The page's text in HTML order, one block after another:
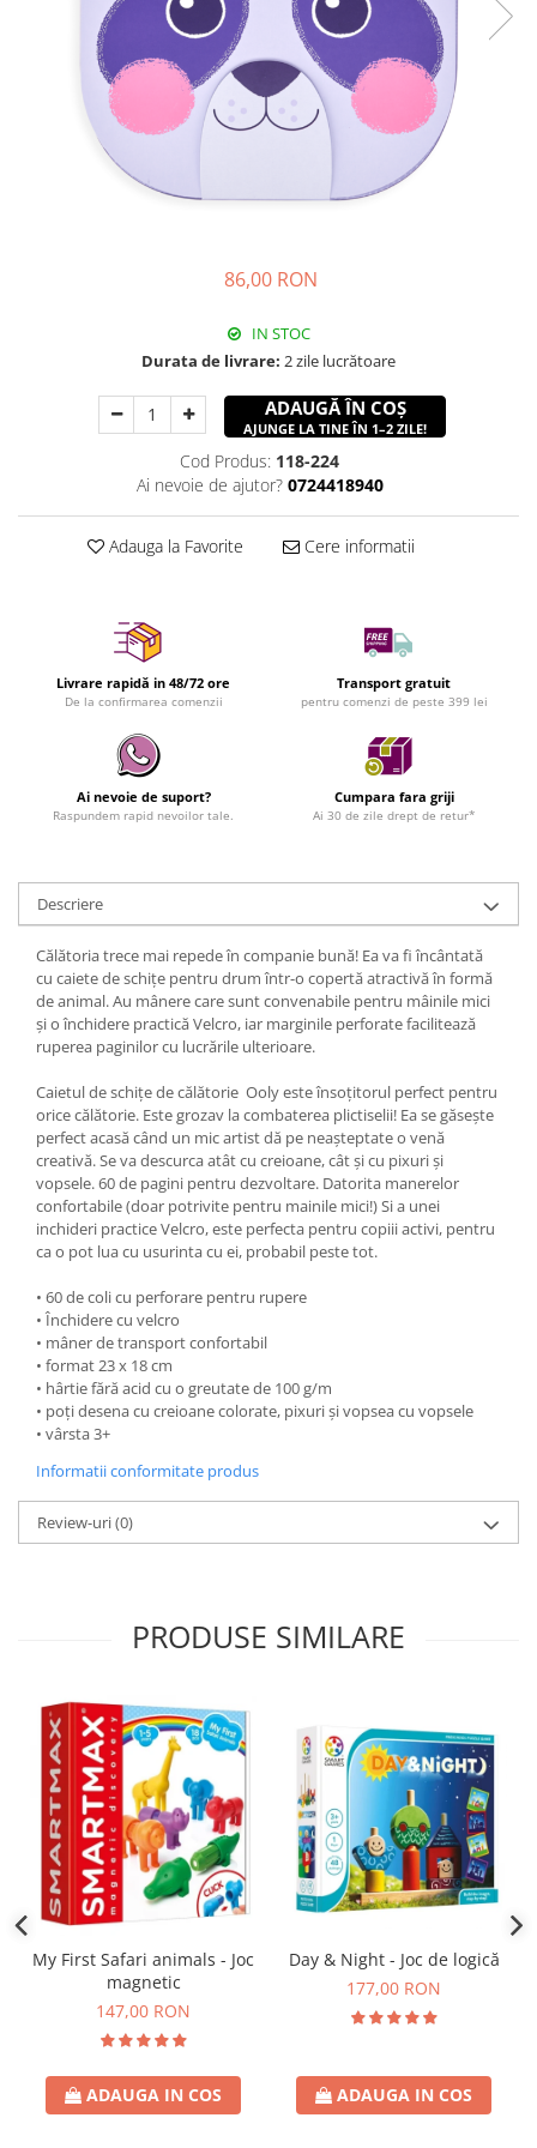
86,00 RON
IN STOC
Durata de livrare: 2 zile lucrătoare
ADAUGĂ ÎN COȘ
AJUNGE LA TINE ÎN 1–2 ZILE!
Cod Produs: 118-224
Ai nevoie de ajutor? 0724418940
Adauga la Favorite Cere informatii
Livrare rapidă in 48/72 ore
De la confirmarea comenzii
Transport gratuit
pentru comenzi de peste 399 lei
Ai nevoie de suport?
Raspundem rapid nevoilor tale.
Cumpara fara griji
Ai 30 de zile drept de retur*
Descriere
Călătoria trece mai repede în companie bună! Ea va fi încântată
cu caiete de schițe pentru drum într-o copertă atractivă în formă
de animal. Au mânere care sunt convenabile pentru mâinile mici
și o închidere practică Velcro, iar marginile perforate facilitează
ruperea paginilor cu lucrările ulterioare.
Caietul de schițe de călătorie Ooly este însoțitorul perfect pentru
orice călătorie. Este grozav la combaterea plictiselii! Ea se găsește
perfect acasă când un mic artist dă pe neașteptate o venă
creativă. Se va descurca atât cu creioane, cât și cu pixuri și
vopsele. 60 de pagini pentru dezvoltare. Datorita manerelor
confortabile (doar potrivite pentru mainile mici!) Si a unei
inchideri practice Velcro, este perfecta pentru copiii activi, pentru
ca o pot lua cu usurinta cu ei, probabil peste tot.
• 60 de coli cu perforare pentru rupere
• Închidere cu velcro
• mâner de transport confortabil
• format 23 x 18 cm
• hârtie fără acid cu o greutate de 100 g/m
• poți desena cu creioane colorate, pixuri și vopsea cu vopsele
• vârsta 3+
Informatii conformitate produs
Review-uri(0)
PRODUSE SIMILARE
My First Safari animals - Joc
magnetic
147,00 RON
ADAUGA IN COS
Day & Night - Joc de logică
177,00 RON
ADAUGA IN COS